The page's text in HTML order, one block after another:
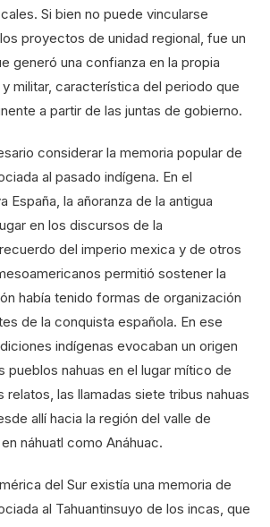
Si bien no puede vincularse
proyectos de unidad regional, fue un
generó una confianza en la propia
militar, característica del periodo que
a partir de las juntas de gobierno.
considerar la memoria popular de
al pasado indígena. En el
España, la añoranza de la antigua
en los discursos de la
del imperio mexica y de otros
permitió sostener la
había tenido formas de organización
de la conquista española. En ese
indígenas evocaban un origen
pueblos nahuas en el lugar mítico de
relatos, las llamadas siete tribus nahuas
allí hacia la región del valle de
náhuatl como Anáhuac.
del Sur existía una memoria de
al Tahuantinsuyo de los incas, que